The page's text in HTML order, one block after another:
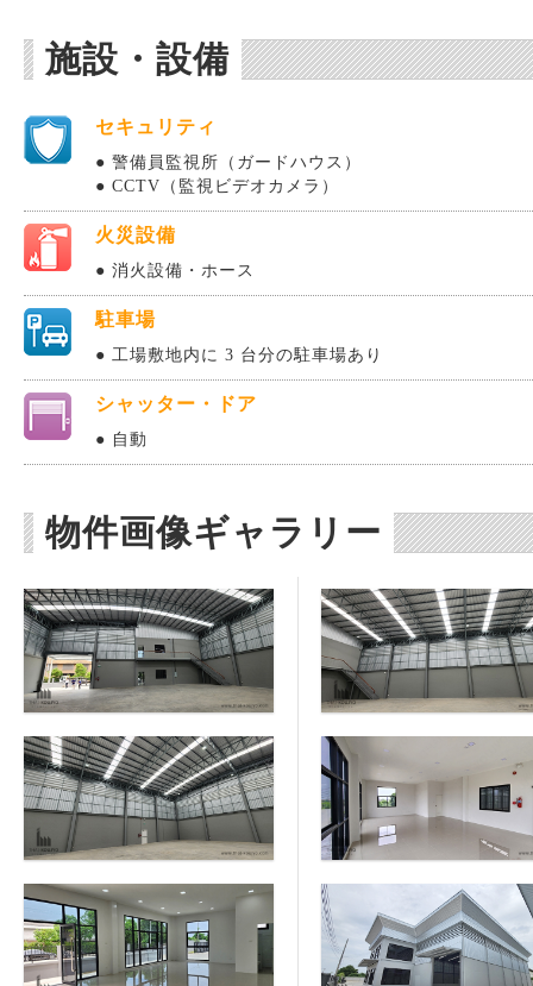
施設・設備
セキュリティ
● 警備員監視所（ガードハウス）
● CCTV（監視ビデオカメラ）
火災設備
● 消火設備・ホース
駐車場
● 工場敷地内に 3 台分の駐車場あり
シャッター・ドア
● 自動
物件画像ギャラリー